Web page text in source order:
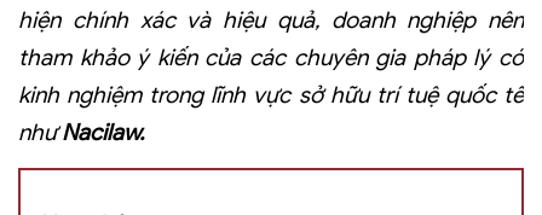
hiện chính xác và hiệu quả, doanh nghiệp nên
tham khảo ý kiến của các chuyên gia pháp lý có
kinh nghiệm trong lĩnh vực sở hữu trí tuệ quốc tế
nhưNacilaw.